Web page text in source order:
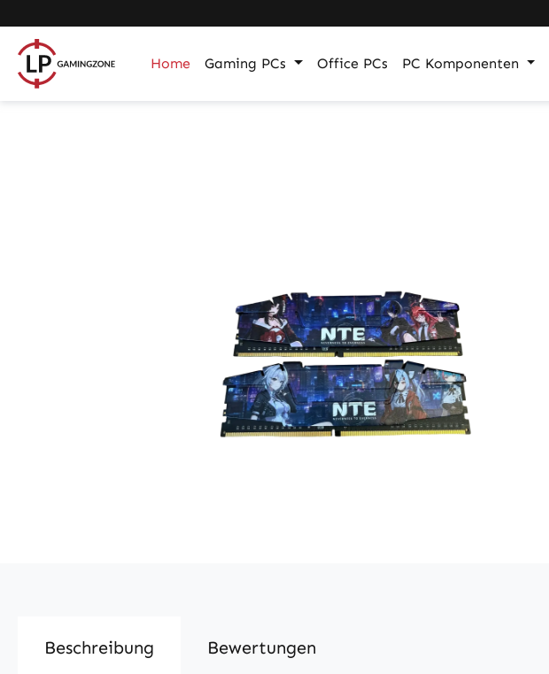
Home Gaming PCs Office PCs PC Komponenten
Beschreibung Bewertungen